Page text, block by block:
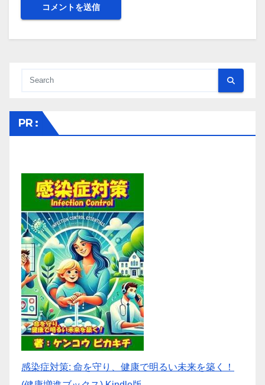
PR :
感染症対策: 命を守り、健康で明るい未来を築く！